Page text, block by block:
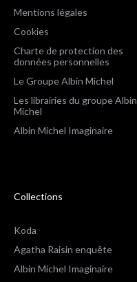
Mentions légales
Cookies
Charte de protection des
données personnelles
Le Groupe Albin Michel
Les librairies du groupe Albin
Michel
Albin Michel Imaginaire
Collections
Koda
Agatha Raisin enquête
Albin Michel Imaginaire